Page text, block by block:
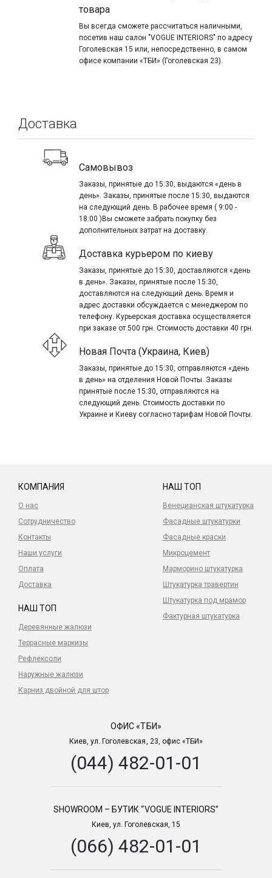
товара
Вы всегда сможете рассчитаться наличными,
посетив наш салон "VOGUE INTERIORS" по адресу
Гоголевская 15 или, непосредственно, в самом
офисе компании «ТБИ» (Гоголевская 23).
Доставка
Самовывоз
Заказы, принятые до 15:30, выдаются «день в
день». Заказы, принятые после 15:30, выдаются
на следующий день. В рабочее время ( 9:00 -
18:00 )Вы сможете забрать покупку без
дополнительных затрат на доставку.
Доставка курьером по киеву
Заказы, принятые до 15:30, доставляются «день
в день». Заказы, принятые после 15:30,
доставляются на следующий день. Время и
адрес доставки обсуждается с менеджером по
телефону. Курьерская доставка осуществляется
при заказе от 500 грн. Стоимость доставки 40 грн.
Новая Почта (Украина, Киев)
Заказы, принятые до 15:30, отправляются «день
в день» на отделения Новой Почты. Заказы
принятые после 15:30, отправляются на
следующий день. Стоимость доставки по
Украине и Киеву согласно тарифам Новой Почты.
КОМПАНИЯ
О нас
Сотрудничество
Контакты
Наши услуги
Оплата
Доставка
НАШ ТОП
Венецианская штукатурка
Фасадные штукатурки
Фасадные краски
Микроцемент
Марморино штукатурка
Штукатурка травертин
Штукатурка под мрамор
Фактурная штукатурка
НАШ ТОП
Деревянные жалюзи
Террасные маркизы
Рефлексоли
Наружные жалюзи
Карниз двойной для штор
ОФИС «ТБИ»
Киев, ул. Гоголевская, 23, офис «ТБИ»
(044) 482-01-01
SHOWROOM – БУТИК “VOGUE INTERIORS”
Киев, ул. Гоголевская, 15
(066) 482-01-01